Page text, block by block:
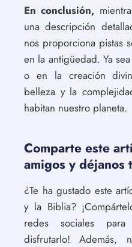
En conclusión,
una descripción
nos proporciona pistas
en la antigüedad. Ya
o en la creación
belleza y la
habitan nuestro planeta.
Comparte este
amigos y déjanos
¿Te ha gustado este
y la Biblia?
redes sociales
disfrutarlo! Además,